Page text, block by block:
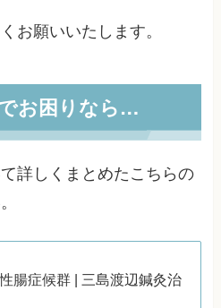
お願いいたします。
お困りなら…
詳しくまとめたこちらの
腸症候群 | 三島渡辺鍼灸治